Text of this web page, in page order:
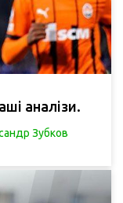
аналізи.
Зубков